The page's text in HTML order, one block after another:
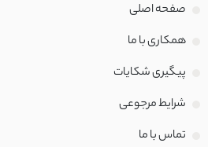
صفحه اصلی
همکاری با ما
پیگیری شکایات
شرایط مرجوعی
تماس با‌ ما